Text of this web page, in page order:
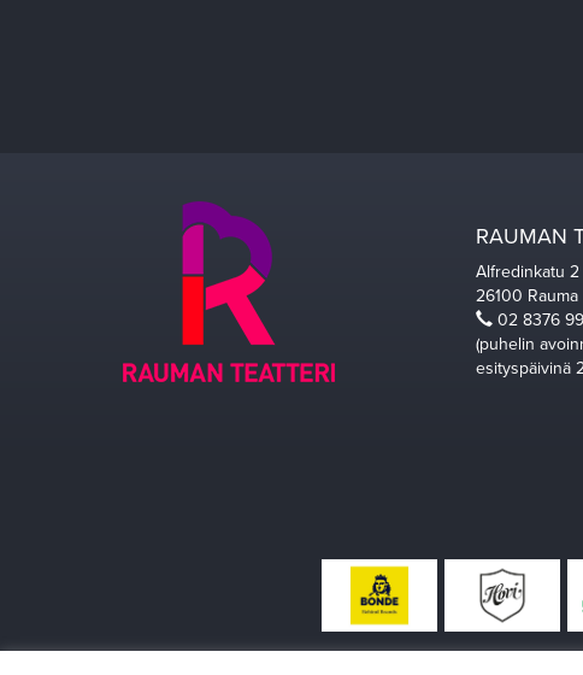
RAUMAN
Alfredinkatu 2
26100 Rauma
02 8376
(puhelin
esityspäivinä